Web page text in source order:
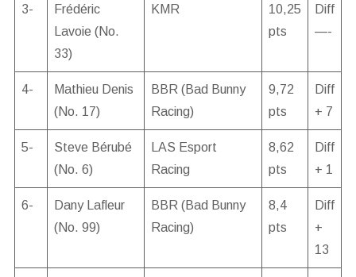
3-
Frédéric
Lavoie (No.
33)
KMR
10,25
pts
Diff
—-
4-
Mathieu Denis
(No. 17)
BBR (Bad Bunny
Racing)
9,72
pts
Diff
+ 7
5-
Steve Bérubé
(No. 6)
LAS Esport
Racing
8,62
pts
Diff
+ 1
6-
Dany Lafleur
(No. 99)
BBR (Bad Bunny
Racing)
8,4
pts
Diff
+
13